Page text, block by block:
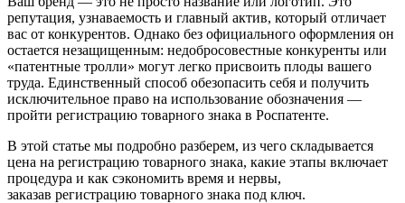
репутация, узнаваемость и главный актив, который отличает
вас от конкурентов. Однако без официального оформления он
остается незащищенным: недобросовестные конкуренты или
«патентные тролли» могут легко присвоить плоды вашего
труда. Единственный способ обезопасить себя и получить
исключительное право на использование обозначения —
пройти регистрацию товарного знака в Роспатенте.
В этой статье мы подробно разберем, из чего складывается
цена на регистрацию товарного знака, какие этапы включает
процедура и как сэкономить время и нервы,
заказав регистрацию товарного знака под ключ.